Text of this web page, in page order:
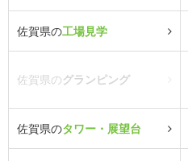
佐賀県の工場見学
佐賀県のグランピング
佐賀県のタワー・展望台